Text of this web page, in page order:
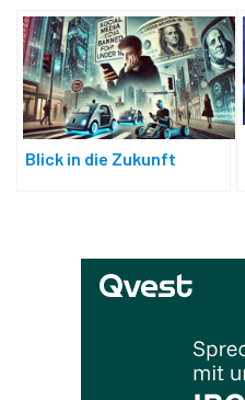
Blick in die Zukunft